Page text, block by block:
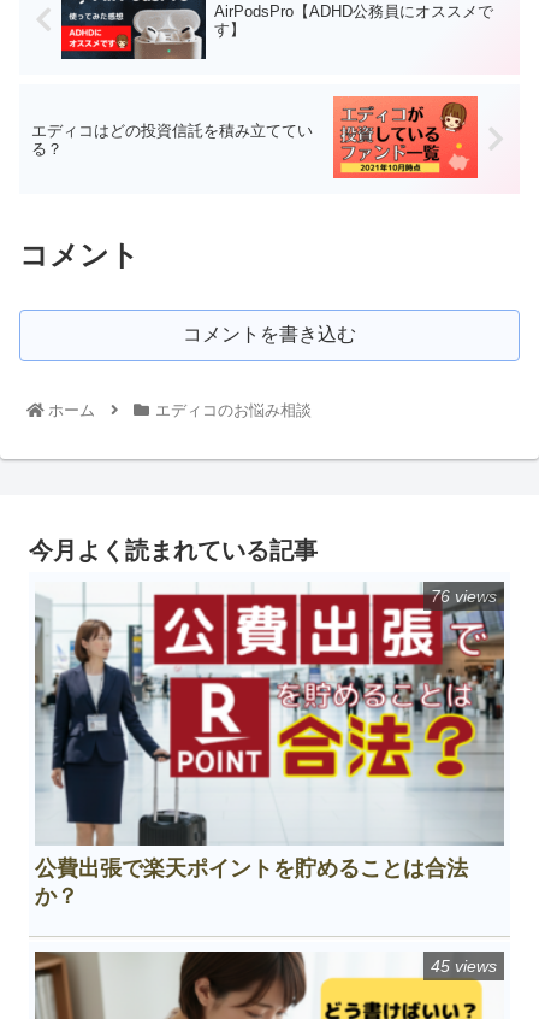
AirPodsPro【ADHD公務員にオススメで
す】
エディコはどの投資信託を積み立ててい
る？
コメント
コメントを書き込む
ホーム エディコのお悩み相談
今月よく読まれている記事
公費出張で楽天ポイントを貯めることは合法
か？
76 views
45 views